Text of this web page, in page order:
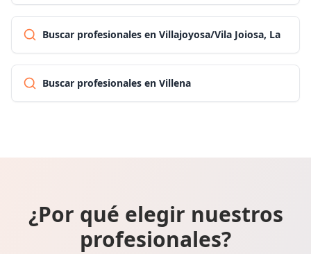
Buscar profesionales en Villajoyosa/Vila Joiosa, La
Buscar profesionales en Villena
¿Por qué elegir nuestros
profesionales?